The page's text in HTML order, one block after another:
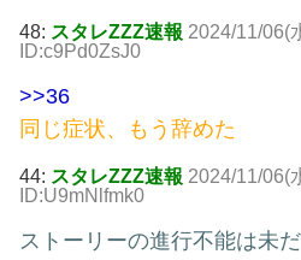
48: スタレZZZ速報 2024/11/06(
ID:c9Pd0ZsJ0
>>36
同じ症状、もう辞めた
44: スタレZZZ速報 2024/11/06(
ID:U9mNlfmk0
ストーリーの進行不能は未